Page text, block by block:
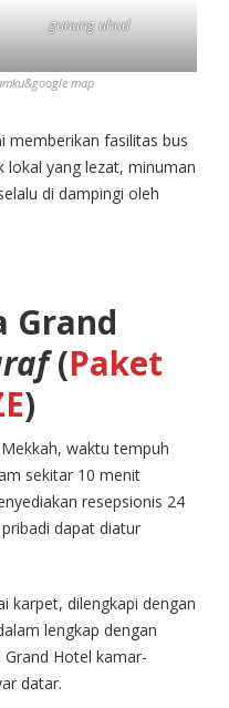
gunung uhud
map
memberikan fasilitas bus
lokal yang lezat, minuman
di dampingi oleh
Grand
(Paket
)
waktu tempuh
sekitar 10 menit
resepsionis 24
dapat diatur
karpet, dilengkapi dengan
lengkap dengan
Hotel kamar-
datar.